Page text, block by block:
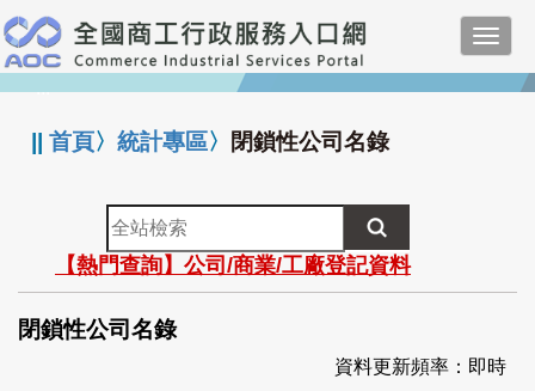
跳
到
主
要
:::
||首頁〉統計專區〉 閉鎖性公司名錄
全
站
檢
索
【熱門查詢】公司/商業/工廠登記資料
閉鎖性公司名錄
資料更新頻率：即時